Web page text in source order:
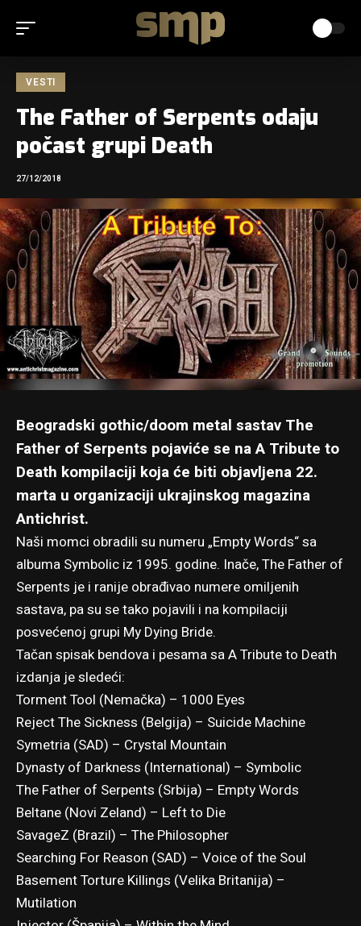
VESTI
The Father of Serpents odaju
počast grupi Death
27/12/2018
Beogradski gothic/doom metal sastav The
Father of Serpents pojaviće se na A Tribute to
Death kompilaciji koja će biti objavljena 22.
marta u organizaciji ukrajinskog magazina
Antichrist.
Naši momci obradili su numeru „Empty Words“ sa
albuma Symbolic iz 1995. godine. Inače, The Father of
Serpents je i ranije obrađivao numere omiljenih
sastava, pa su se tako pojavili i na kompilaciji
posvećenoj grupi My Dying Bride.
Tačan spisak bendova i pesama sa A Tribute to Death
izdanja je sledeći:
Torment Tool (Nemačka) – 1000 Eyes
Reject The Sickness (Belgija) – Suicide Machine
Symetria (SAD) – Crystal Mountain
Dynasty of Darkness (International) – Symbolic
The Father of Serpents (Srbija) – Empty Words
Beltane (Novi Zeland) – Left to Die
SavageZ (Brazil) – The Philosopher
Searching For Reason (SAD) – Voice of the Soul
Basement Torture Killings (Velika Britanija) –
Mutilation